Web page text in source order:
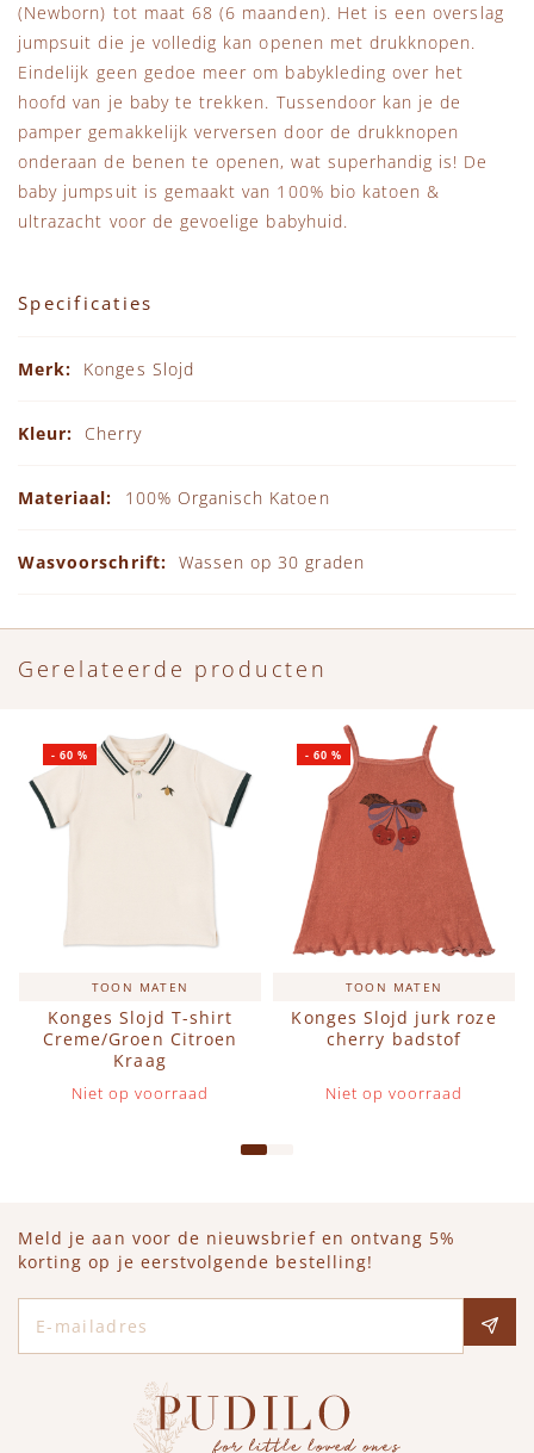
(Newborn) tot maat 68 (6 maanden). Het is een overslag
jumpsuit die je volledig kan openen met drukknopen.
Eindelijk geen gedoe meer om babykleding over het
hoofd van je baby te trekken. Tussendoor kan je de
pamper gemakkelijk verversen door de drukknopen
onderaan de benen te openen, wat superhandig is! De
baby jumpsuit is gemaakt van 100% bio katoen &
ultrazacht voor de gevoelige babyhuid.
Specificaties
Konges Slojd
Cherry
100% Organisch Katoen
Wassen op 30 graden
Gerelateerde producten
TOON MATEN
Konges Slojd T-shirt
Creme/Groen Citroen
Kraag
Niet op voorraad
-60 %
TOON MATEN
Konges Slojd jurk roze
cherry badstof
Niet op voorraad
-60 %
Meld je aan voor de nieuwsbrief en ontvang 5%
korting op je eerstvolgende bestelling!